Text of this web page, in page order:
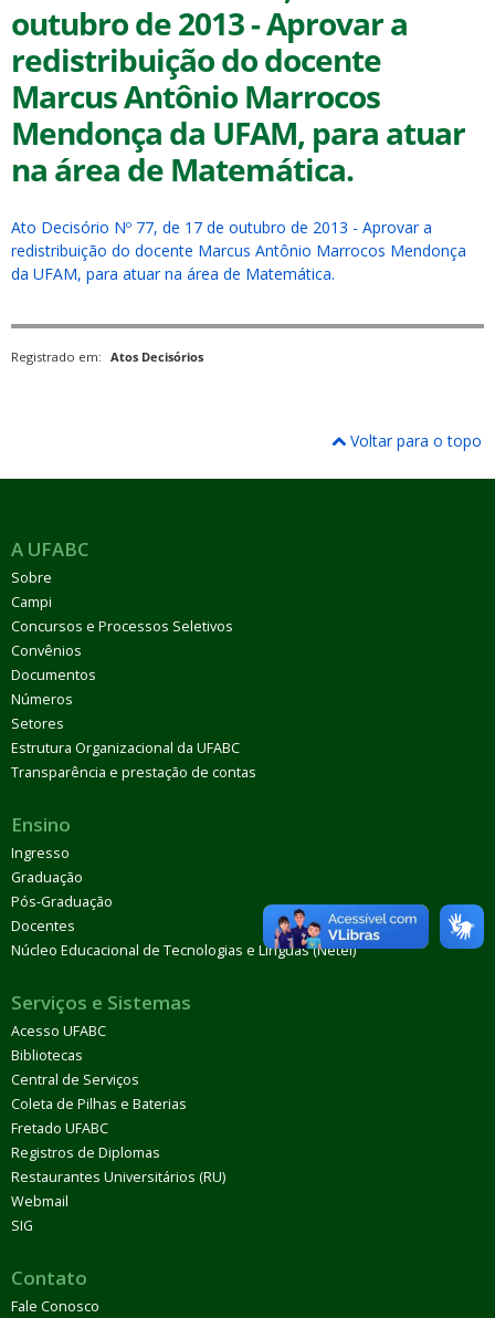
outubro de 2013 - Aprovar a
redistribuição do docente
Marcus Antônio Marrocos
Mendonça da UFAM, para atuar
na área de Matemática.
Ato Decisório Nº 77, de 17 de outubro de 2013 - Aprovar a
redistribuição do docente Marcus Antônio Marrocos Mendonça
da UFAM, para atuar na área de Matemática.
Registrado em: Atos Decisórios
Voltar para o topo
A UFABC
Sobre
Campi
Concursos e Processos Seletivos
Convênios
Documentos
Números
Setores
Estrutura Organizacional da UFABC
Transparência e prestação de contas
Ensino
Ingresso
Graduação
Pós-Graduação
Docentes
Núcleo Educacional de Tecnologias e Línguas (Netel)
Serviços e Sistemas
Acesso UFABC
Bibliotecas
Central de Serviços
Coleta de Pilhas e Baterias
Fretado UFABC
Registros de Diplomas
Restaurantes Universitários (RU)
Webmail
SIG
Contato
Fale Conosco